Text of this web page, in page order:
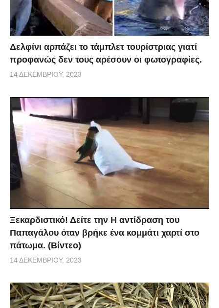
Δελφίνι αρπάζει το τάμπλετ τουρίστριας γιατί
προφανώς δεν τους αρέσουν οι φωτογραφίες.
14 ΔΕΚΕΜΒΡΊΟΥ, 2023
Ξεκαρδιστικό! Δείτε την Η αντίδραση του
Παπαγάλου όταν βρήκε ένα κομμάτι χαρτί στο
πάτωμα. (Βίντεο)
14 ΔΕΚΕΜΒΡΊΟΥ, 2023